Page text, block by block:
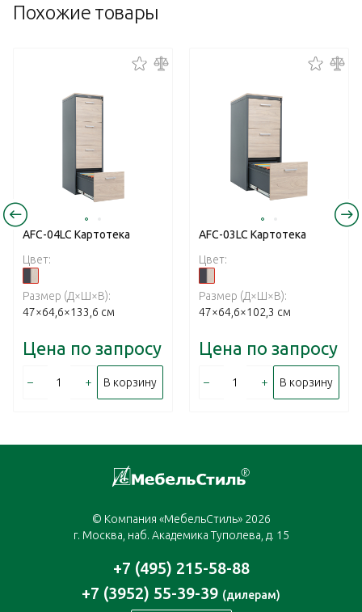
Похожие товары
AFC-04LC Картотека
Цвет:
Размер (Д×Ш×В):
47×64,6×133,6 см
Цена по запросу
– + В корзину
AFC-03LC Картотека
Цвет:
Размер (Д×Ш×В):
47×64,6×102,3 см
Цена по запросу
– + В корзину
© Компания «МебельСтиль» 2026
г. Москва, наб. Академика Туполева, д. 15
+7 (495) 215-58-88
+7 (3952) 55-39-39 (дилерам)